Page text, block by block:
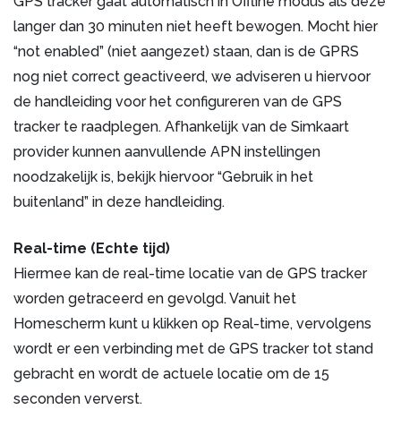
langer dan 30 minuten niet heeft bewogen. Mocht hier
“not enabled” (niet aangezet) staan, dan is de GPRS
nog niet correct geactiveerd, we adviseren u hiervoor
de handleiding voor het configureren van de GPS
tracker te raadplegen. Afhankelijk van de Simkaart
provider kunnen aanvullende APN instellingen
noodzakelijk is, bekijk hiervoor “Gebruik in het
buitenland” in deze handleiding.
Real-time (Echte tijd)
Hiermee kan de real-time locatie van de GPS tracker
worden getraceerd en gevolgd. Vanuit het
Homescherm kunt u klikken op Real-time, vervolgens
wordt er een verbinding met de GPS tracker tot stand
gebracht en wordt de actuele locatie om de 15
seconden ververst.